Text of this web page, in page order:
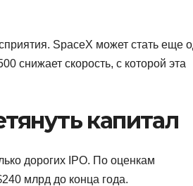
SpaceX может стать еще
снижает скорость, с которой эта
капитал
дорогих IPO. По оценкам
млрд до конца года.